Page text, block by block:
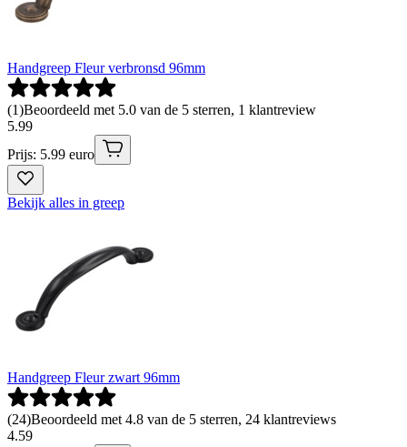
Handgreep Fleur verbronsd 96mm
(1)Beoordeeld met 5.0 van de 5 sterren, 1 klantreview
5.99
Prijs: 5.99 euro
Bekijk alles in greep
Handgreep Fleur zwart 96mm
(24)Beoordeeld met 4.8 van de 5 sterren, 24 klantreviews
4.59